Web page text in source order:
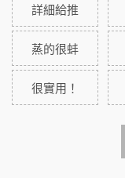
詳細給推
蒸的很蚌
很實用！